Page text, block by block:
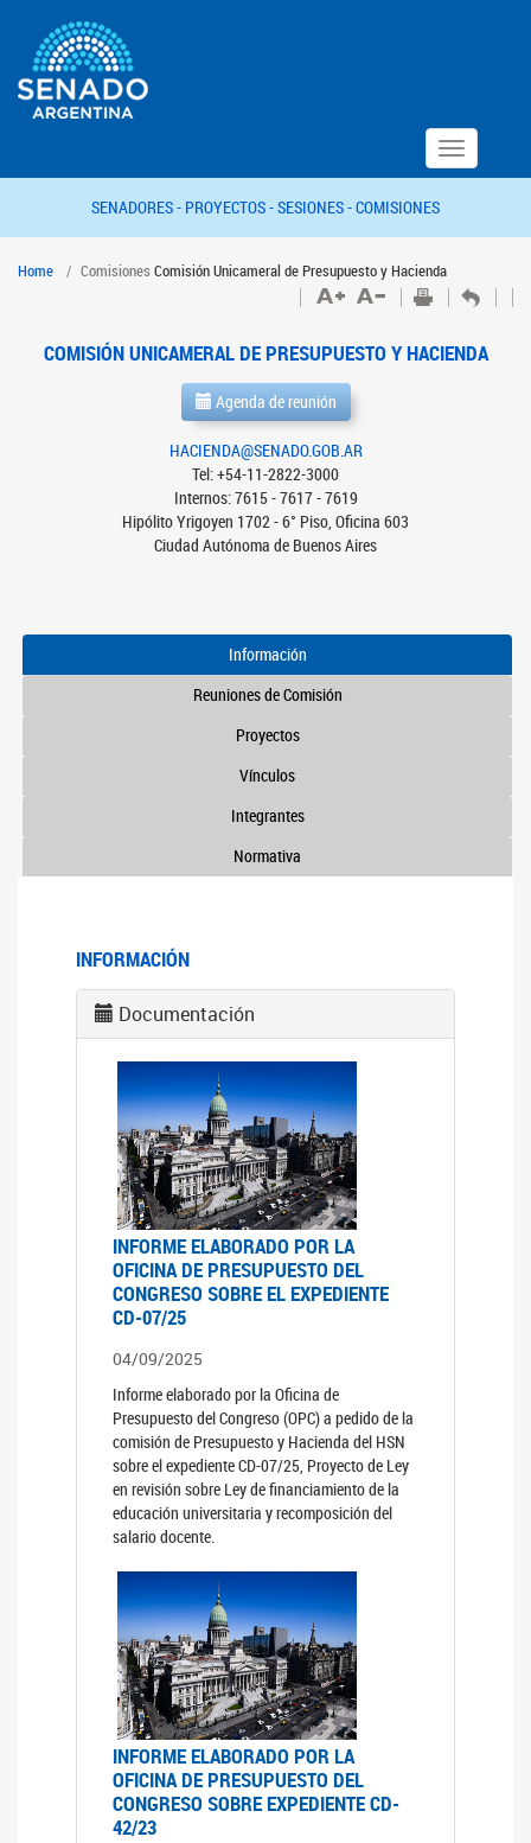
Toggle
navigation
SENADORES - PROYECTOS -SESIONES -COMISIONES
Home Comisiones Comisión Unicameral de Presupuesto y Hacienda
COMISIÓN UNICAMERAL DE PRESUPUESTO Y HACIENDA
Agenda de reunión
HACIENDA@SENADO.GOB.AR
Tel: +54-11-2822-3000
Internos: 7615 - 7617 - 7619
Hipólito Yrigoyen 1702 - 6° Piso, Oficina 603
Ciudad Autónoma de Buenos Aires
Información
Reuniones de Comisión
Proyectos
Vínculos
Integrantes
Normativa
INFORMACIÓN
Documentación
INFORME ELABORADO POR LA
OFICINA DE PRESUPUESTO DEL
CONGRESO SOBRE EL EXPEDIENTE
CD-07/25
04/09/2025
Informe elaborado por la Oficina de
Presupuesto del Congreso (OPC) a pedido de la
comisión de Presupuesto y Hacienda del HSN
sobre el expediente CD-07/25, Proyecto de Ley
en revisión sobre Ley de financiamiento de la
educación universitaria y recomposición del
salario docente.
INFORME ELABORADO POR LA
OFICINA DE PRESUPUESTO DEL
CONGRESO SOBRE EXPEDIENTE CD-
42/23